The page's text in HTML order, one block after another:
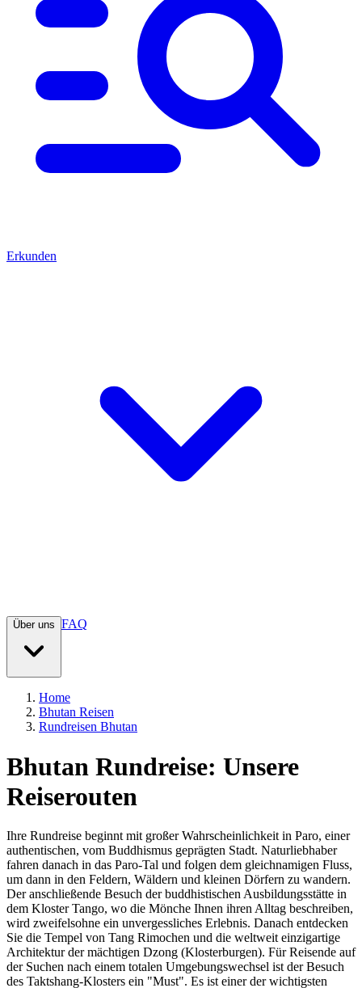
Erkunden
Über uns FAQ
Home
Bhutan Reisen
Rundreisen Bhutan
Bhutan Rundreise: Unsere
Reiserouten
Ihre Rundreise beginnt mit großer Wahrscheinlichkeit in Paro, einer
authentischen, vom Buddhismus geprägten Stadt. Naturliebhaber
fahren danach in das Paro-Tal und folgen dem gleichnamigen Fluss,
um dann in den Feldern, Wäldern und kleinen Dörfern zu wandern.
Der anschließende Besuch der buddhistischen Ausbildungsstätte in
dem Kloster Tango, wo die Mönche Ihnen ihren Alltag beschreiben,
wird zweifelsohne ein unvergessliches Erlebnis. Danach entdecken
Sie die Tempel von Tang Rimochen und die weltweit einzigartige
Architektur der mächtigen Dzong (Klosterburgen). Für Reisende auf
der Suchen nach einem totalen Umgebungswechsel ist der Besuch
des Taktshang-Klosters ein "Must". Es ist einer der wichtigsten